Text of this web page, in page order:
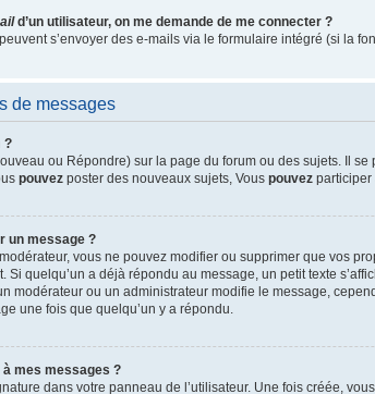
d’un utilisateur, on me demande de me connecter ?
s’envoyer des e-mails via le formulaire intégré (si la
de messages
?
ou Répondre) sur la page du forum ou des sujets. Il
pouvez poster des nouveaux sujets, Vous pouvez participer
un message ?
vous ne pouvez modifier ou supprimer que vos
quelqu’un a déjà répondu au message, un petit texte
modérateur ou un administrateur modifie le message,
une fois que quelqu’un y a répondu.
mes messages ?
dans votre panneau de l’utilisateur. Une fois créée,